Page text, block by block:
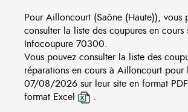
Pour Ailloncourt (Saône (Haute)), vous
consulter la liste des coupures en cours
Infocoupure 70300.
Vous pouvez consulter la liste des
réparations en cours à Ailloncourt pour
07/08/2026 sur leur site en format PDF
format Excel
.